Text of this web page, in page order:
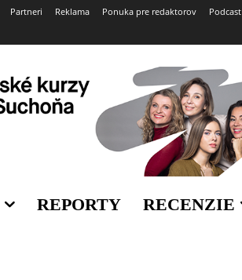
Partneri Reklama Ponuka pre redaktorov Podcast
REPORTY RECENZIE